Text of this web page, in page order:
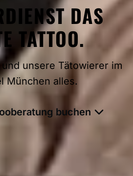
DAS
TATTOO.
unsere Tätowierer im
München alles.
buchen